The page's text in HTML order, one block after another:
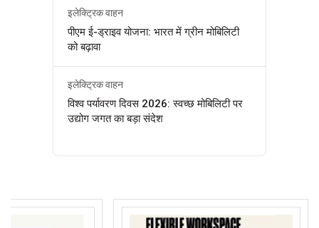
इलेक्ट्रिक वाहन
पीएम ई-ड्राइव योजना: भारत में ग्रीन मोबिलिटी
को बढ़ावा
इलेक्ट्रिक वाहन
विश्व पर्यावरण दिवस 2026: स्वच्छ मोबिलिटी पर
उद्योग जगत का बड़ा संदेश